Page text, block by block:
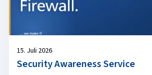
15. Juli 2026
Security Awareness Service